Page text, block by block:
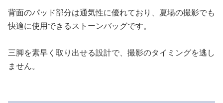
背面のパッド部分は通気性に優れており、夏場の撮影でも
快適に使用できるストーンバッグです。
三脚を素早く取り出せる設計で、撮影のタイミングを逃し
ません。